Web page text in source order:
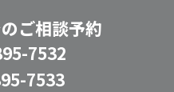
ご相談予約
7532
7533